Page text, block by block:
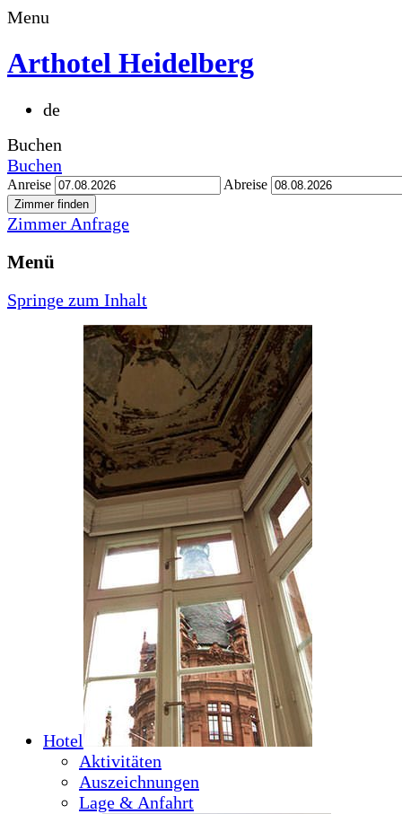
Menu
Arthotel Heidelberg
de
Buchen
Buchen
Anreise Abreise
Zimmer Anfrage
Menü
Springe zum Inhalt
Hotel
Aktivitäten
Auszeichnungen
Lage & Anfahrt